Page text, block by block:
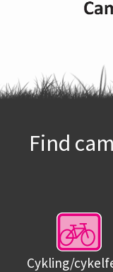
Find
Cykling/